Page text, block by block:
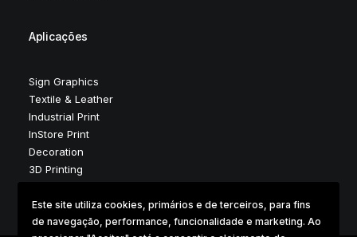
Aplicações
Sign Graphics
Textile & Leather
Industrial Print
InStore Print
Decoration
3D Printing
Este site utiliza cookies, primários e de terceiros, para fins
de navegação, performance, funcionalidade e marketing. Ao